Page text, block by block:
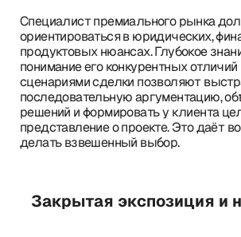
Специалист премиального рынка
ориентироваться в юридических,
продуктовых нюансах. Глубокое
понимание его конкурентных
сценариями сделки позволяют
последовательную аргументацию,
решений и формировать у клиента
представление о проекте. Это даёт
делать взвешенный выбор.
Закрытая экспозиция и